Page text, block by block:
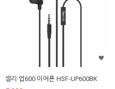
셀리 업600 이어폰 HSF-UP600BK